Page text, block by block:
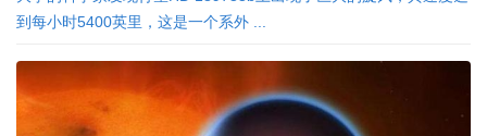
到每小时5400英里，这是一个系外 ...